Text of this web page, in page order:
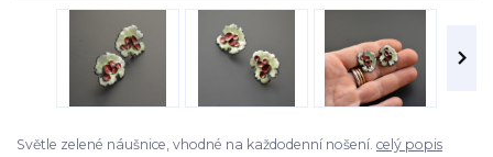
Světle zelené náušnice, vhodné na každodenní nošení. celý popis